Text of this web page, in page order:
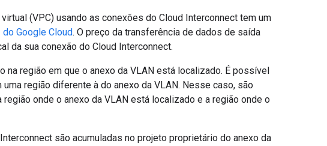
(VPC) usando as conexões do Cloud Interconnect tem um
Google Cloud. O preço da transferência de dados de saída
da sua conexão do Cloud Interconnect.
região em que o anexo da VLAN está localizado. É possível
região diferente à do anexo da VLAN. Nesse caso, são
onde o anexo da VLAN está localizado e a região onde o
são acumuladas no projeto proprietário do anexo da